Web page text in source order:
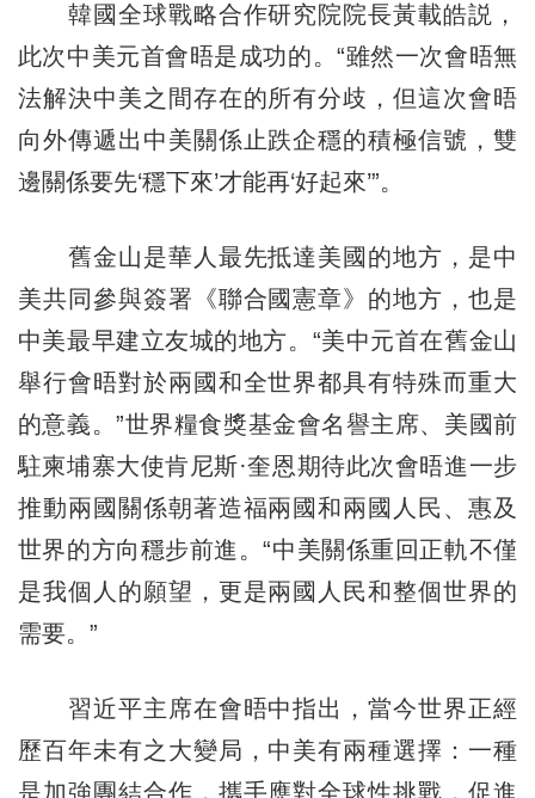
韓國全球戰略合作研究院院長黃載皓説，
此次中美元首會晤是成功的。“雖然一次會晤無
法解決中美之間存在的所有分歧，但這次會晤
向外傳遞出中美關係止跌企穩的積極信號，雙
邊關係要先‘穩下來’才能再‘好起來’”。
舊金山是華人最先抵達美國的地方，是中
美共同參與簽署《聯合國憲章》的地方，也是
中美最早建立友城的地方。“美中元首在舊金山
舉行會晤對於兩國和全世界都具有特殊而重大
的意義。”世界糧食獎基金會名譽主席、美國前
駐柬埔寨大使肯尼斯·奎恩期待此次會晤進一步
推動兩國關係朝著造福兩國和兩國人民、惠及
世界的方向穩步前進。“中美關係重回正軌不僅
是我個人的願望，更是兩國人民和整個世界的
需要。”
習近平主席在會晤中指出，當今世界正經
歷百年未有之大變局，中美有兩種選擇：一種
是加強團結合作，攜手應對全球性挑戰，促進